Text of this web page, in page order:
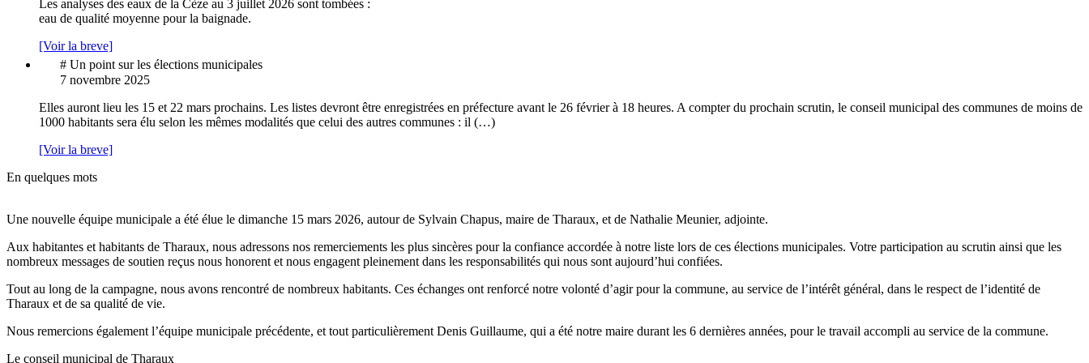
Les analyses des eaux de la Cèze au 3 juillet 2026 sont tombées :
eau de qualité moyenne pour la baignade.
[Voir la breve]
# Un point sur les élections municipales
7 novembre 2025
Elles auront lieu les 15 et 22 mars prochains. Les listes devront être enregistrées en préfecture avant le 26 février à 18 heures. A compter du prochain scrutin, le conseil municipal des communes de moins de
1000 habitants sera élu selon les mêmes modalités que celui des autres communes : il (…)
[Voir la breve]
En quelques mots
Une nouvelle équipe municipale a été élue le dimanche 15 mars 2026, autour de Sylvain Chapus, maire de Tharaux, et de Nathalie Meunier, adjointe.
Aux habitantes et habitants de Tharaux, nous adressons nos remerciements les plus sincères pour la confiance accordée à notre liste lors de ces élections municipales. Votre participation au scrutin ainsi que les
nombreux messages de soutien reçus nous honorent et nous engagent pleinement dans les responsabilités qui nous sont aujourd’hui confiées.
Tout au long de la campagne, nous avons rencontré de nombreux habitants. Ces échanges ont renforcé notre volonté d’agir pour la commune, au service de l’intérêt général, dans le respect de l’identité de
Tharaux et de sa qualité de vie.
Nous remercions également l’équipe municipale précédente, et tout particulièrement Denis Guillaume, qui a été notre maire durant les 6 dernières années, pour le travail accompli au service de la commune.
Le conseil municipal de Tharaux